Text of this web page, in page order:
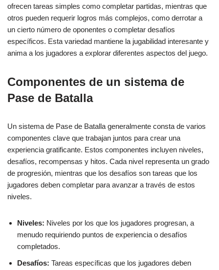
ofrecen tareas simples como completar partidas, mientras que
otros pueden requerir logros más complejos, como derrotar a
un cierto número de oponentes o completar desafíos
específicos. Esta variedad mantiene la jugabilidad interesante y
anima a los jugadores a explorar diferentes aspectos del juego.
Componentes de un sistema de
Pase de Batalla
Un sistema de Pase de Batalla generalmente consta de varios
componentes clave que trabajan juntos para crear una
experiencia gratificante. Estos componentes incluyen niveles,
desafíos, recompensas y hitos. Cada nivel representa un grado
de progresión, mientras que los desafíos son tareas que los
jugadores deben completar para avanzar a través de estos
niveles.
Niveles: Niveles por los que los jugadores progresan, a
menudo requiriendo puntos de experiencia o desafíos
completados.
Desafíos: Tareas específicas que los jugadores deben